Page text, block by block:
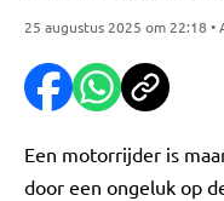
25 augustus 2025 om 22:18
Een motorrijder is
door een ongeluk op